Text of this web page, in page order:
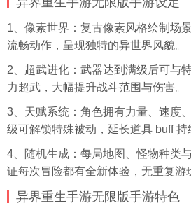
1、像素世界：复古像素风格绘制场
流畅动作，呈现独特的异世界风貌。
2、超武进化：武器达到满级后可与
力超武，大幅提升战斗范围与伤害。
3、天赋系统：角色拥有力量、速度
级可解锁特殊被动，延长道具 buff 持
4、随机生成：每局地图、怪物种类
证每次冒险都有全新体验，无重复游
异界重生手游无限版手游特色